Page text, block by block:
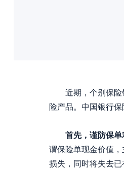
近期，个别保险销
险产品。中国银行
首先，谨防保单利
谓保险单现金价值
损失，同时将失去已